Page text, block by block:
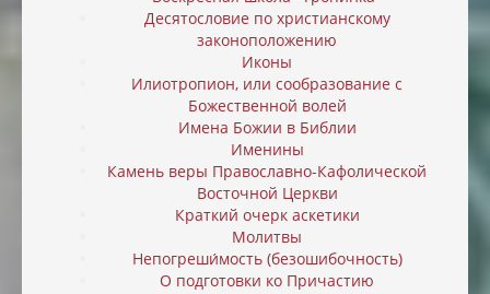
Десятословие по христианскому
законоположению
Иконы
Илиотропион, или cообразование с
Божественной волей
Имена Божии в Библии
Именины
Камень веры Православно-Кафолической
Восточной Церкви
Краткий очерк аскетики
Молитвы
Непогреши́мость (безошибочность)
О подготовки ко Причастию